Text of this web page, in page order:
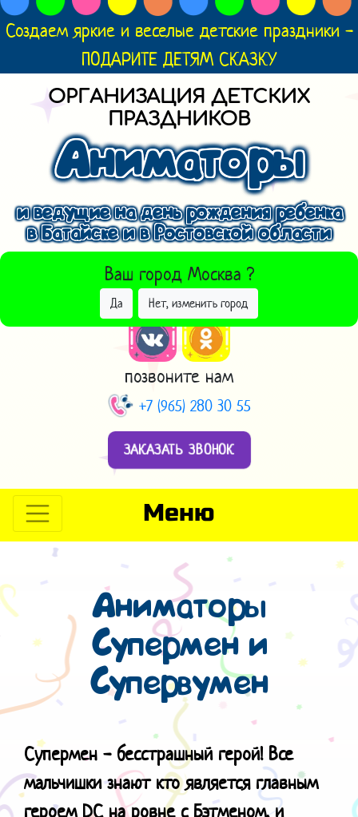
Создаем яркие и веселые детские праздники -
ПОДАРИТЕ ДЕТЯМ СКАЗКУ
ОРГАНИЗАЦИЯ ДЕТСКИХ
ПРАЗДНИКОВ
Аниматоры
и ведущие на день рождения ребенка
в Батайске и в Ростовской области
Ваш город Москва ?
Да Нет, изменить город
ВЫБРАТЬ ДРУГОЙ ГОРОД
позвоните нам
+7 (965) 280 30 55
ЗАКАЗАТЬ ЗВОНОК
Меню
Аниматоры
Супермен и
Супервумен
Супермен - бесстрашный герой! Все
мальчишки знают кто является главным
героем DC на ровне с Бэтменом, и